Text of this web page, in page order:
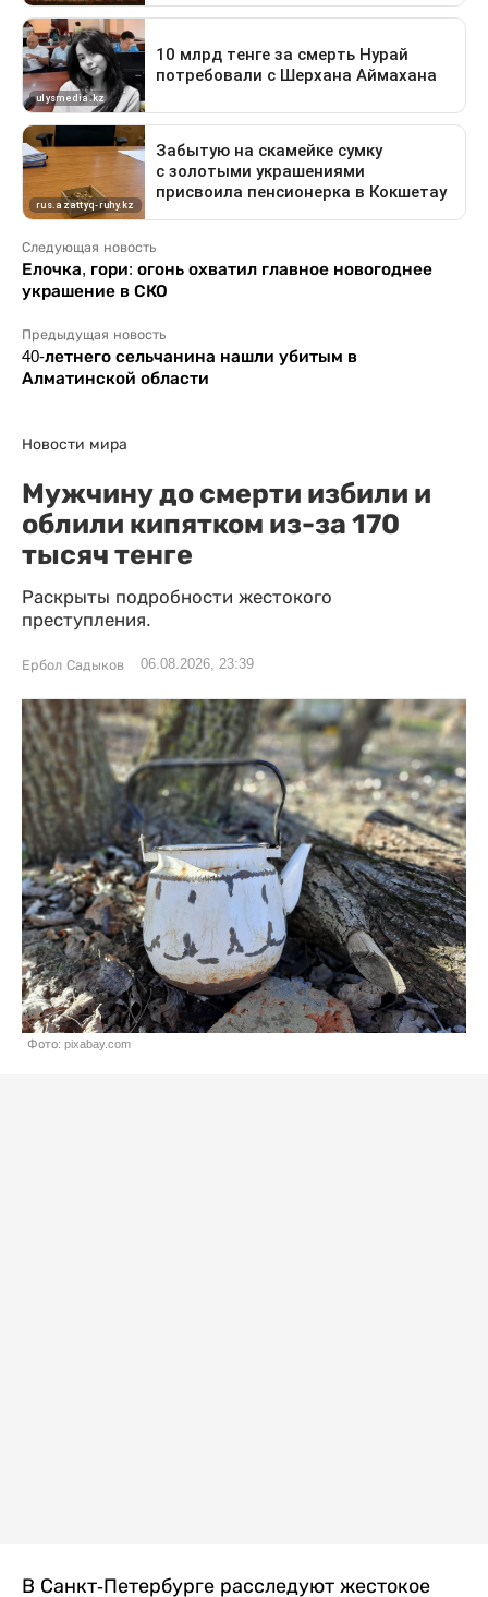
Следующая новость
Елочка, гори: огонь охватил главное новогоднее
украшение в СКО
Предыдущая новость
40-летнего сельчанина нашли убитым в
Алматинской области
Новости мира
Мужчину до смерти избили и
облили кипятком из-за 170
тысяч тенге
Раскрыты подробности жестокого
преступления.
Ербол Садыков 06.08.2026, 23:39
Фото: pixabay.com
В Санкт-Петербурге расследуют жестокое